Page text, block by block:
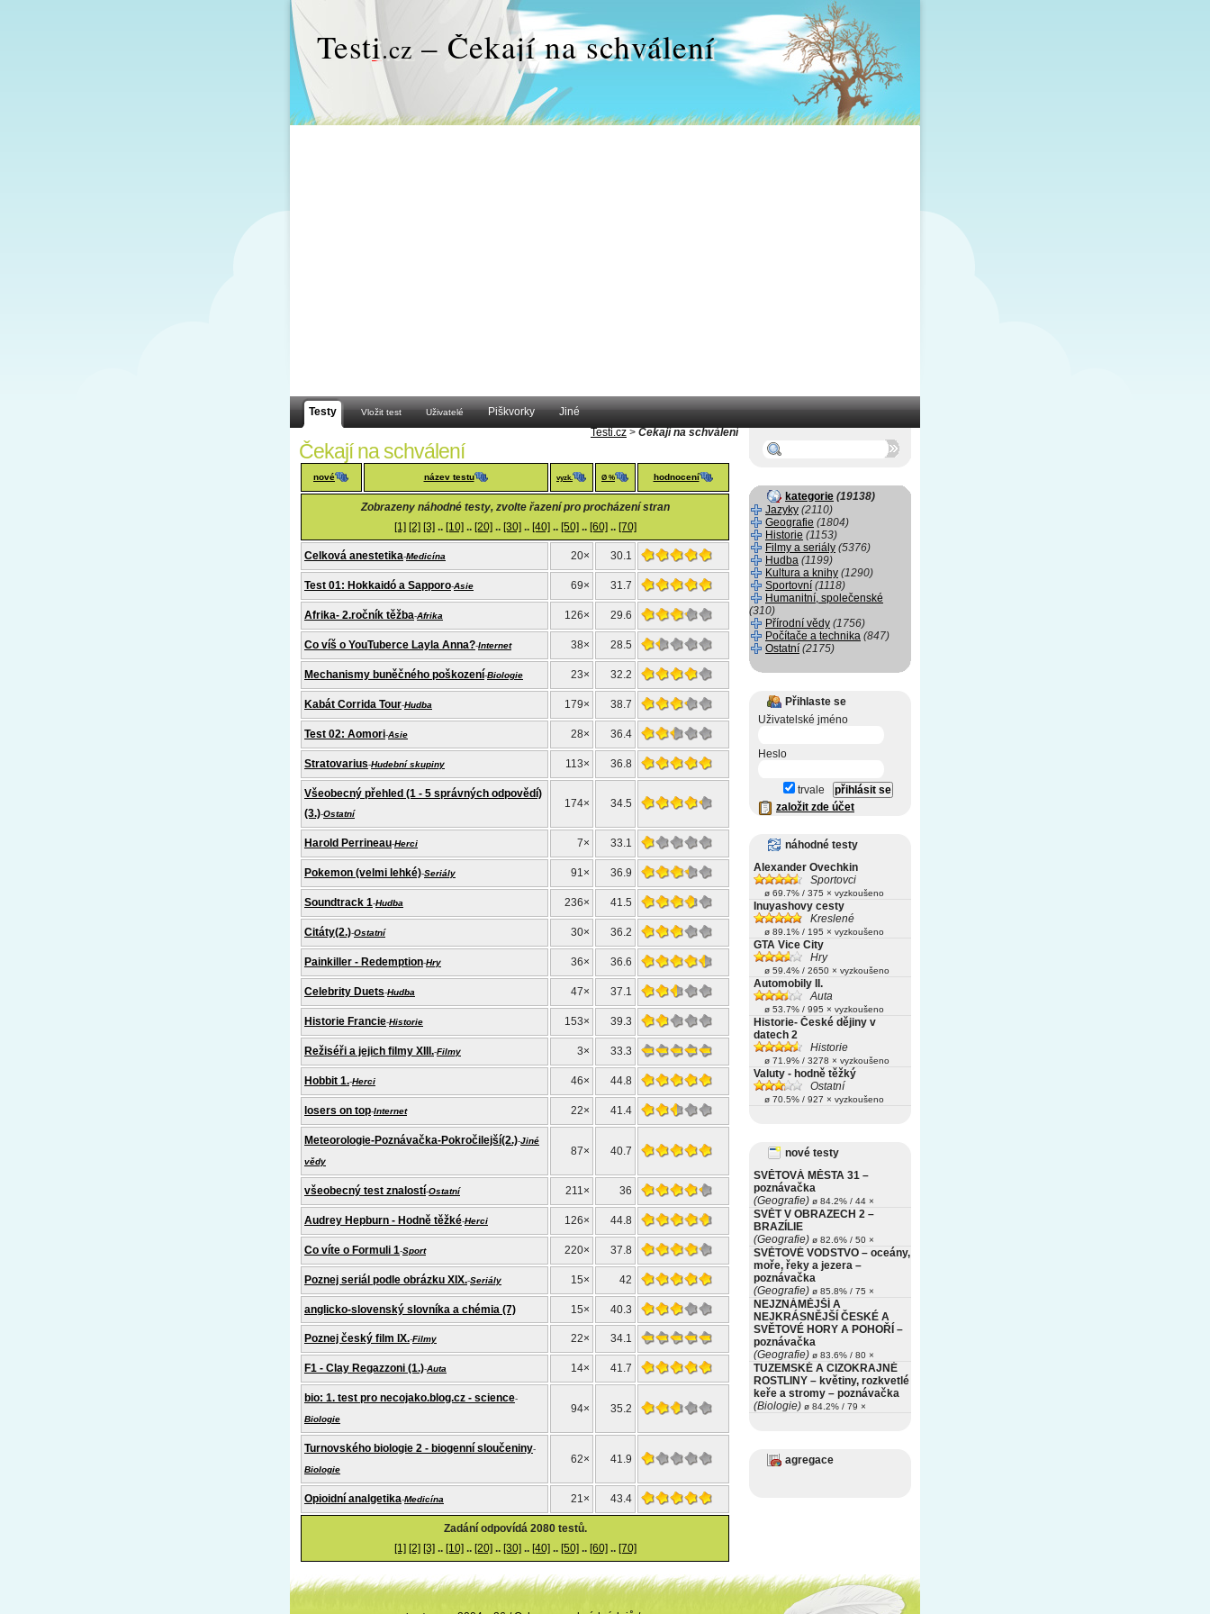
Testi.cz – Čekají na schválení
Testy Vložit test Uživatelé Piškvorky
Jiné
Testi.cz > Čekají na schválení
Čekají na schválení
nové název testu vyzk. Ø % hodnocení
Zobrazeny náhodné testy, zvolte řazení pro procházení stran
[1] [2] [3] .. [10] .. [20] .. [30] .. [40] .. [50] .. [60] .. [70]
Celková anestetika-Medicína 20× 30.1
Test 01: Hokkaidó a Sapporo-Asie 69× 31.7
Afrika- 2.ročník těžba-Afrika 126× 29.6
Co víš o YouTuberce Layla Anna?-Internet 38× 28.5
Mechanismy buněčného poškození-Biologie 23× 32.2
Kabát Corrida Tour-Hudba 179× 38.7
Test 02: Aomori-Asie 28× 36.4
Stratovarius-Hudební skupiny 113× 36.8
Všeobecný přehled (1 - 5 správných odpovědí)
(3.)-Ostatní
174× 34.5
Harold Perrineau-Herci 7× 33.1
Pokemon (velmi lehké)-Seriály 91× 36.9
Soundtrack 1-Hudba 236× 41.5
Citáty(2.)-Ostatní 30× 36.2
Painkiller - Redemption-Hry 36× 36.6
Celebrity Duets-Hudba 47× 37.1
Historie Francie-Historie 153× 39.3
Režiséři a jejich filmy XIII.-Filmy 3× 33.3
Hobbit 1.-Herci 46× 44.8
losers on top-Internet 22× 41.4
Meteorologie-Poznávačka-Pokročilejší(2.)-Jiné
vědy
87× 40.7
všeobecný test znalostí-Ostatní 211× 36
Audrey Hepburn - Hodně těžké-Herci 126× 44.8
Co víte o Formuli 1-Sport 220× 37.8
Poznej seriál podle obrázku XIX.-Seriály 15× 42
anglicko-slovenský slovníka a chémia (7) 15× 40.3
Poznej český film IX.-Filmy 22× 34.1
F1 - Clay Regazzoni (1.)-Auta 14× 41.7
bio: 1. test pro necojako.blog.cz - science-
Biologie
94× 35.2
Turnovského biologie 2 - biogenní sloučeniny-
Biologie
62× 41.9
Opioidní analgetika-Medicína 21× 43.4
Zadání odpovídá 2080 testů.
[1] [2] [3] .. [10] .. [20] .. [30] .. [40] .. [50] .. [60] .. [70]
kategorie (19138)
Jazyky (2110)
Geografie (1804)
Historie (1153)
Filmy a seriály (5376)
Hudba (1199)
Kultura a knihy (1290)
Sportovní (1118)
Humanitní, společenské
(310)
Přírodní vědy (1756)
Počítače a technika (847)
Ostatní (2175)
Přihlaste se
Uživatelské jméno
Heslo
trvale
založit zde účet
náhodné testy
Alexander Ovechkin
Sportovci
ø 69.7% / 375 × vyzkoušeno
Inuyashovy cesty
Kreslené
ø 89.1% / 195 × vyzkoušeno
GTA Vice City
Hry
ø 59.4% / 2650 × vyzkoušeno
Automobily II.
Auta
ø 53.7% / 995 × vyzkoušeno
Historie- České dějiny v
datech 2
Historie
ø 71.9% / 3278 × vyzkoušeno
Valuty - hodně těžký
Ostatní
ø 70.5% / 927 × vyzkoušeno
nové testy
SVĚTOVÁ MĚSTA 31 –
poznávačka
(Geografie) ø 84.2% / 44 ×
SVĚT V OBRAZECH 2 –
BRAZÍLIE
(Geografie) ø 82.6% / 50 ×
SVĚTOVÉ VODSTVO – oceány,
moře, řeky a jezera –
poznávačka
(Geografie) ø 85.8% / 75 ×
NEJZNÁMĚJŠÍ A
NEJKRÁSNĚJŠÍ ČESKÉ A
SVĚTOVÉ HORY A POHOŘÍ –
poznávačka
(Geografie) ø 83.6% / 80 ×
TUZEMSKÉ A CIZOKRAJNÉ
ROSTLINY – květiny, rozkvetlé
keře a stromy – poznávačka
(Biologie) ø 84.2% / 79 ×
agregace